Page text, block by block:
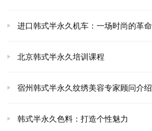
进口韩式半永久机车：一场时尚的革命
北京韩式半永久培训课程
宿州韩式半永久纹绣美容专家顾问介绍
韩式半永久色料：打造个性魅力